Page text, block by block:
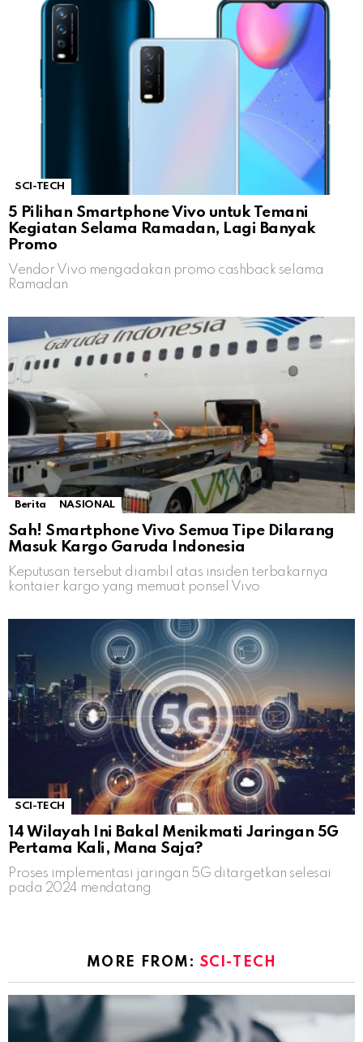
SCI-TECH
5 Pilihan Smartphone Vivo untuk Temani
Kegiatan Selama Ramadan, Lagi Banyak
Promo
Vendor Vivo mengadakan promo cashback selama
Ramadan
Berita NASIONAL
Sah! Smartphone Vivo Semua Tipe Dilarang
Masuk Kargo Garuda Indonesia
Keputusan tersebut diambil atas insiden terbakarnya
kontaier kargo yang memuat ponsel Vivo
SCI-TECH
14 Wilayah Ini Bakal Menikmati Jaringan 5G
Pertama Kali, Mana Saja?
Proses implementasi jaringan 5G ditargetkan selesai
pada 2024 mendatang
MORE FROM: SCI-TECH